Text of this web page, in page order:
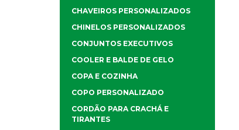
CHAVEIROS PERSONALIZADOS
CHINELOS PERSONALIZADOS
CONJUNTOS EXECUTIVOS
COOLER E BALDE DE GELO
COPA E COZINHA
COPO PERSONALIZADO
CORDÃO PARA CRACHÁ E
TIRANTES